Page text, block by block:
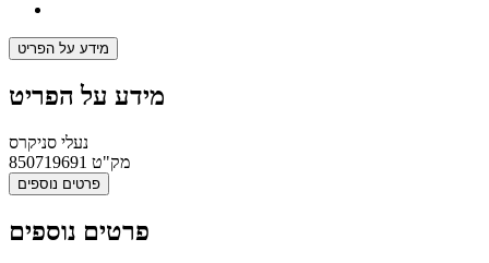
מידע על הפריט
מידע על הפריט
נעלי סניקרס
מק"ט 850719691
פרטים נוספים
פרטים נוספים